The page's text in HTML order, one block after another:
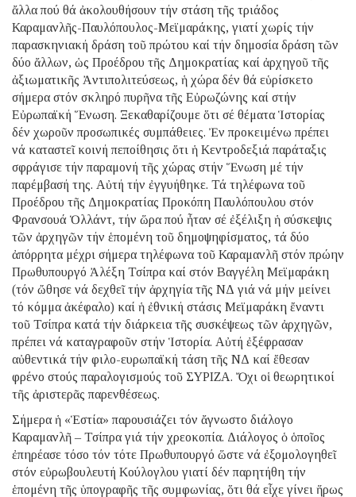
ἄλλα πού θά ἀκολουθήσουν τήν στάση τῆς τριάδος
Καραμανλῆς-Παυλόπουλος-Μεϊμαράκης, γιατί χωρίς τήν
παρασκηνιακή δράση τοῦ πρώτου καί τήν δημοσία δράση τῶν
δύο ἄλλων, ὡς Προέδρου τῆς Δημοκρατίας καί ἀρχηγοῦ τῆς
ἀξιωματικῆς Ἀντιπολιτεύσεως, ἡ χώρα δέν θά εὑρίσκετο
σήμερα στόν σκληρό πυρῆνα τῆς Εὐρωζώνης καί στήν
Εὐρωπαϊκή Ἕνωση. Ξεκαθαρίζουμε ὅτι σέ θέματα Ἱστορίας
δέν χωροῦν προσωπικές συμπάθειες. Ἐν προκειμένω πρέπει
νά καταστεῖ κοινή πεποίθησις ὅτι ἡ Κεντροδεξιά παράταξις
σφράγισε τήν παραμονή τῆς χώρας στήν Ἕνωση μέ τήν
παρέμβασή της. Αὐτή τήν ἐγγυήθηκε. Τά τηλέφωνα τοῦ
Προέδρου τῆς Δημοκρατίας Προκόπη Παυλόπουλου στόν
Φρανσουά Ὁλλάντ, τήν ὥρα πού ἦταν σέ ἐξέλιξη ἡ σύσκεψις
τῶν ἀρχηγῶν τήν ἑπομένη τοῦ δημοψηφίσματος, τά δύο
ἀπόρρητα μέχρι σήμερα τηλέφωνα τοῦ Καραμανλῆ στόν πρώην
Πρωθυπουργό Ἀλέξη Τσίπρα καί στόν Βαγγέλη Μεϊμαράκη
(τόν ὤθησε νά δεχθεῖ τήν ἀρχηγία τῆς ΝΔ γιά νά μήν μείνει
τό κόμμα ἀκέφαλο) καί ἡ ἐθνική στάσις Μεϊμαράκη ἔναντι
τοῦ Τσίπρα κατά τήν διάρκεια τῆς συσκέψεως τῶν ἀρχηγῶν,
πρέπει νά καταγραφοῦν στήν Ἱστορία. Αὐτή ἐξέφρασαν
αὐθεντικά τήν φιλο-ευρωπαϊκή τάση τῆς ΝΔ καί ἔθεσαν
φρένο στούς παραλογισμούς τοῦ ΣΥΡΙΖΑ. Ὄχι οἱ θεωρητικοί
τῆς ἀριστερᾶς παρενθέσεως.
Σήμερα ἡ «Ἑστία» παρουσιάζει τόν ἄγνωστο διάλογο
Καραμανλῆ – Τσίπρα γιά τήν χρεοκοπία. Διάλογος ὁ ὁποῖος
ἐπηρέασε τόσο τόν τότε Πρωθυπουργό ὥστε νά ἐξομολογηθεῖ
στόν εὐρωβουλευτή Κούλογλου γιατί δέν παρητήθη τήν
ἑπομένη τῆς ὑπογραφῆς τῆς συμφωνίας, ὅτι θά εἶχε γίνει ἥρως